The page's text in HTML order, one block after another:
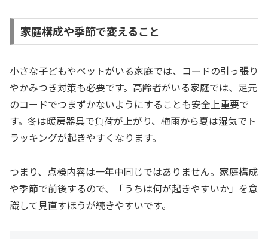
家庭構成や季節で変えること
小さな子どもやペットがいる家庭では、コードの引っ張り
やかみつき対策も必要です。高齢者がいる家庭では、足元
のコードでつまずかないようにすることも安全上重要で
す。冬は暖房器具で負荷が上がり、梅雨から夏は湿気でト
ラッキングが起きやすくなります。
つまり、点検内容は一年中同じではありません。家庭構成
や季節で前後するので、「うちは何が起きやすいか」を意
識して見直すほうが続きやすいです。